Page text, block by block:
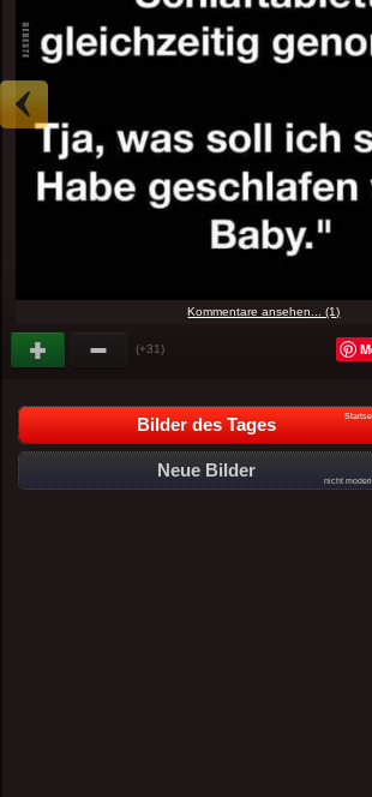
Kommentare ansehen... (1)
(+31)
Bilder des Tages
Neue Bilder
nicht